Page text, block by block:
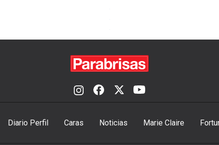
Diario Perfil Caras Noticias Marie Claire